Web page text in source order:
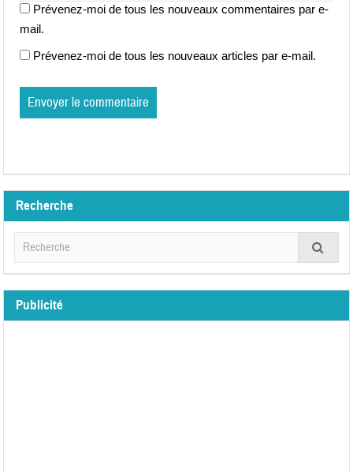
Prévenez-moi de tous les nouveaux commentaires par e-
mail.
Prévenez-moi de tous les nouveaux articles par e-mail.
Recherche
Publicité